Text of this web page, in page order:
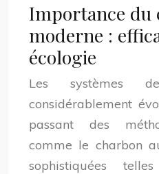
Importance du
moderne :
écologie
Les systèmes
considérablement
passant des
comme le charbon
sophistiquées